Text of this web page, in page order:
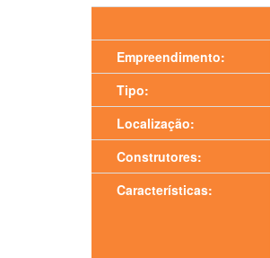
Empreendimento:
Tipo:
Localização:
Construtores:
Características: